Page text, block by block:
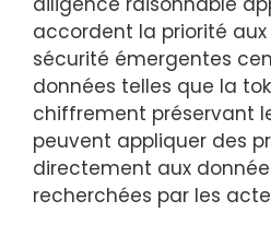
accordent la priorité
sécurité émergentes
données telles que la
chiffrement préservant
peuvent appliquer des
directement aux
recherchées par les